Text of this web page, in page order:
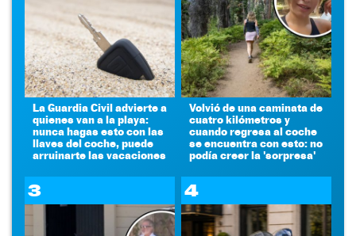
La Guardia Civil advierte a
quienes van a la playa:
nunca hagas esto con las
llaves del coche, puede
arruinarte las vacaciones
Volvió de una caminata de
cuatro kilómetros y
cuando regresa al coche
se encuentra con esto: no
podía creer la 'sorpresa'
3 4